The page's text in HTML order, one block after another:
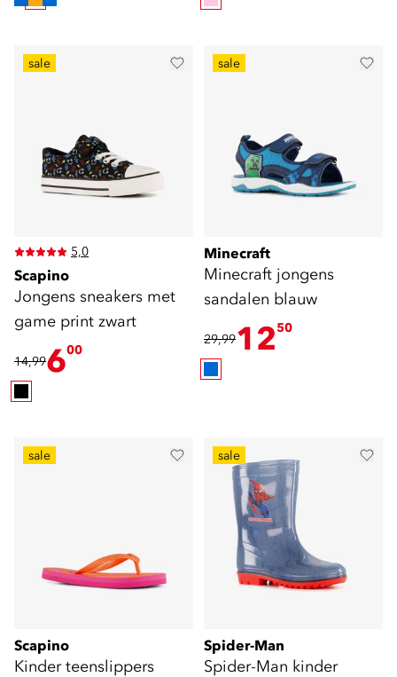
sale
5,0
Scapino
Jongens sneakers met
game print zwart
14,99600
sale
Minecraft
Minecraft jongens
sandalen blauw
29,991250
sale
Scapino
Kinder teenslippers
sale
Spider-Man
Spider-Man kinder